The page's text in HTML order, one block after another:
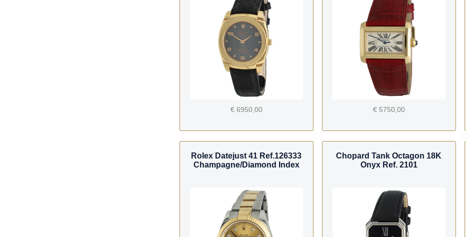
€ 6950,00 € 5750,00
Rolex Datejust 41 Ref.126333
Champagne/Diamond Index
Chopard Tank Octagon 18K
Onyx Ref. 2101